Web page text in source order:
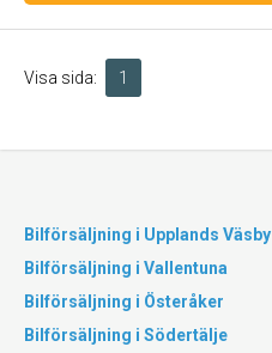
Visa sida: 1
Bilförsäljning i Upplands Väsby
Bilförsäljning i Vallentuna
Bilförsäljning i Österåker
Bilförsäljning i Södertälje